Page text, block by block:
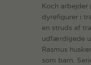
Koch
dyrefigurer i
en struds af
udfærdigede
Rasmus
som barn.